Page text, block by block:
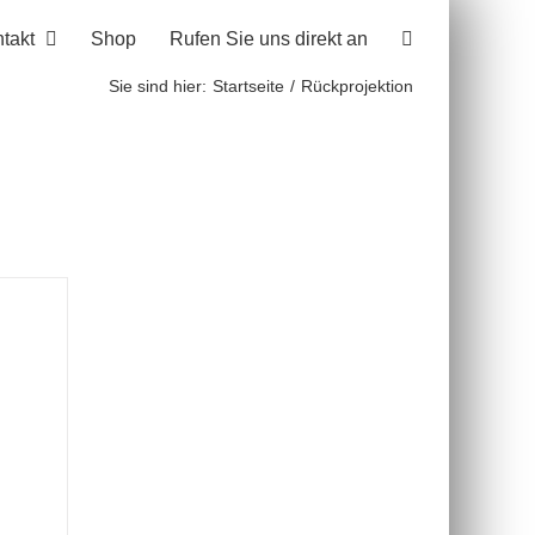
Shop Rufen Sie uns direkt an
Sie sind hier: Startseite Rückprojektion